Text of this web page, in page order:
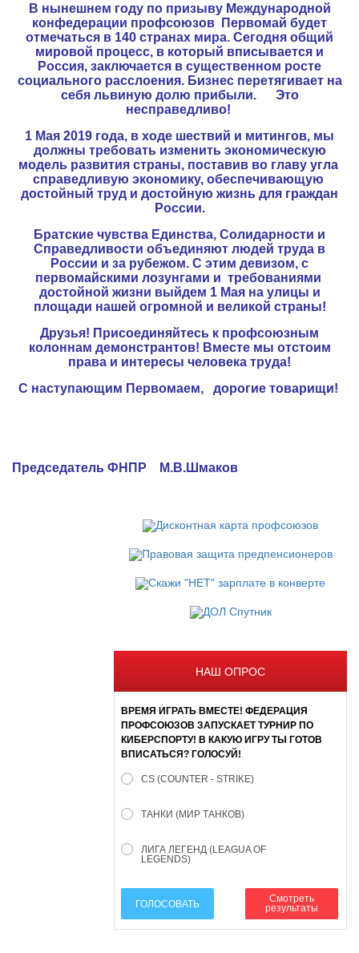
В нынешнем году по призыву Международной
конфедерации профсоюзов Первомай будет
отмечаться в 140 странах мира. Сегодня общий
мировой процесс, в который вписывается и
Россия, заключается в существенном росте
социального расслоения. Бизнес перетягивает на
себя львиную долю прибыли. Это
несправедливо!
1 Мая 2019 года, в ходе шествий и митингов, мы
должны требовать изменить экономическую
модель развития страны, поставив во главу угла
справедливую экономику, обеспечивающую
достойный труд и достойную жизнь для граждан
России.
Братские чувства Единства, Солидарности и
Справедливости объединяют людей труда в
России и за рубежом. С этим девизом, с
первомайскими лозунгами и требованиями
достойной жизни выйдем 1 Мая на улицы и
площади нашей огромной и великой страны!
Друзья! Присоединяйтесь к профсоюзным
колоннам демонстрантов! Вместе мы отстоим
права и интересы человека труда!
С наступающим Первомаем, дорогие товарищи!
Председатель ФНПР М.В.Шмаков
НАШ ОПРОС
ВРЕМЯ ИГРАТЬ ВМЕСТЕ! ФЕДЕРАЦИЯ
ПРОФСОЮЗОВ ЗАПУСКАЕТ ТУРНИР ПО
КИБЕРСПОРТУ! В КАКУЮ ИГРУ ТЫ ГОТОВ
ВПИСАТЬСЯ? ГОЛОСУЙ!
CS (COUNTER - STRIKE)
ТАНКИ (МИР ТАНКОВ)
ЛИГА ЛЕГЕНД (LEAGUA OF
LEGENDS)
ГОЛОСОВАТЬ
Смотреть
результаты